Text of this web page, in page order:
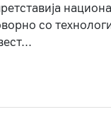
со